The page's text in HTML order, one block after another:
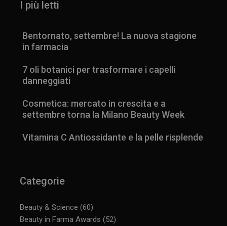
I più letti
Bentornato, settembre! La nuova stagione
in farmacia
7 oli botanici per trasformare i capelli
danneggiati
Cosmetica: mercato in crescita e a
settembre torna la Milano Beauty Week
Vitamina C Antiossidante e la pelle risplende
Categorie
Beauty & Science (60)
Beauty in Farma Awards (52)